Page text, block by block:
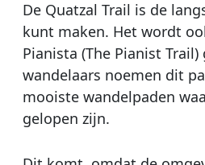
De Quatzal Trail is de
kunt maken. Het wordt
Pianista (The Pianist
wandelaars noemen dit
mooiste wandelpaden
gelopen zijn.